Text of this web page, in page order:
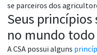
se parceiros dos
Seus
no mundo todo
A CSA possui alguns